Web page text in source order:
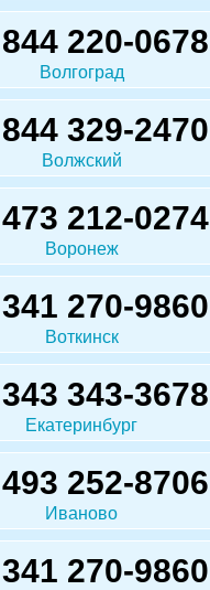
220-0678
Волгоград
329-2470
Волжский
212-0274
Воронеж
270-9860
Воткинск
343-3678
Екатеринбург
252-8706
Иваново
270-9860